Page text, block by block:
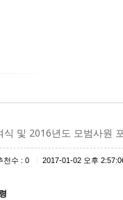
및 2016년도 모범사원
천수 : 0 2017-01-02 오후